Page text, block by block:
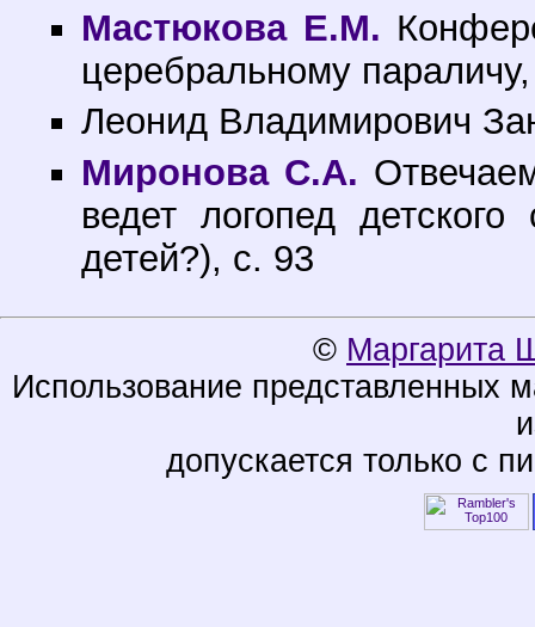
Мастюкова Е.М.
церебральному
Леонид Владимирович
Миронова С.А.
ведет логопед
детей?), с. 93
© Маргарита
Использование представленных
допускается только с